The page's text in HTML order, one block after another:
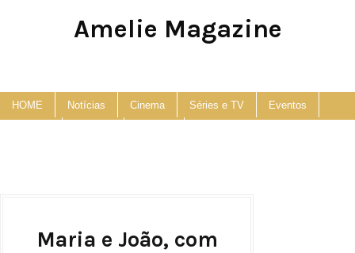
Amelie Magazine
HOME Notícias Cinema Séries e TV Eventos
Maria e João, com